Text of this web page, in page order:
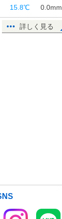
15.8℃ 0.0mm
詳しく見る